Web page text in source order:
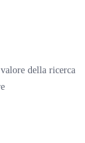
della ricerca